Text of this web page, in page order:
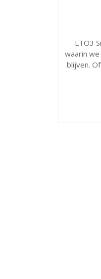
LTO3
waarin
blijven.